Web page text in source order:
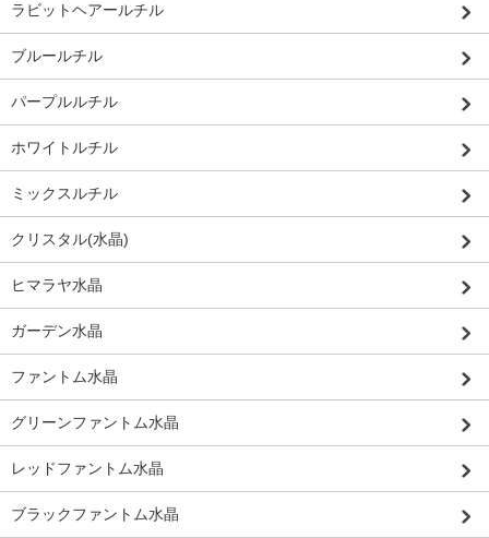
ラビットヘアールチル
ブルールチル
パープルルチル
ホワイトルチル
ミックスルチル
クリスタル(水晶)
ヒマラヤ水晶
ガーデン水晶
ファントム水晶
グリーンファントム水晶
レッドファントム水晶
ブラックファントム水晶